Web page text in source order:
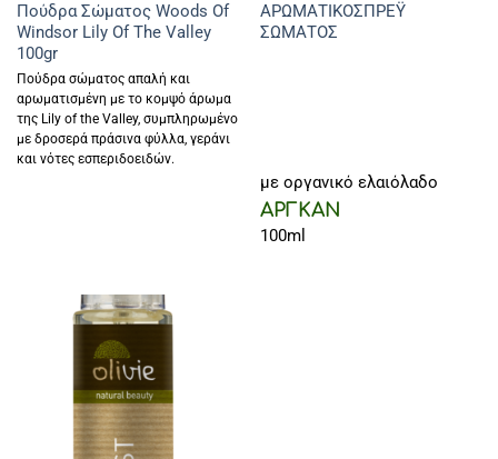
Πούδρα Σώματος Woods Of
Windsor Lily Of The Valley
100gr
Πούδρα σώματος απαλή και
αρωματισμένη με το κομψό άρωμα
της Lily of the Valley, συμπληρωμένο
με δροσερά πράσινα φύλλα, γεράνι
και νότες εσπεριδοειδών.
ΑΡΩΜΑΤΙΚΟΣΠΡΕΫ
ΣΩΜΑΤΟΣ
με οργανικό ελαιόλαδο
ΑΡΓΚΑΝ
100ml